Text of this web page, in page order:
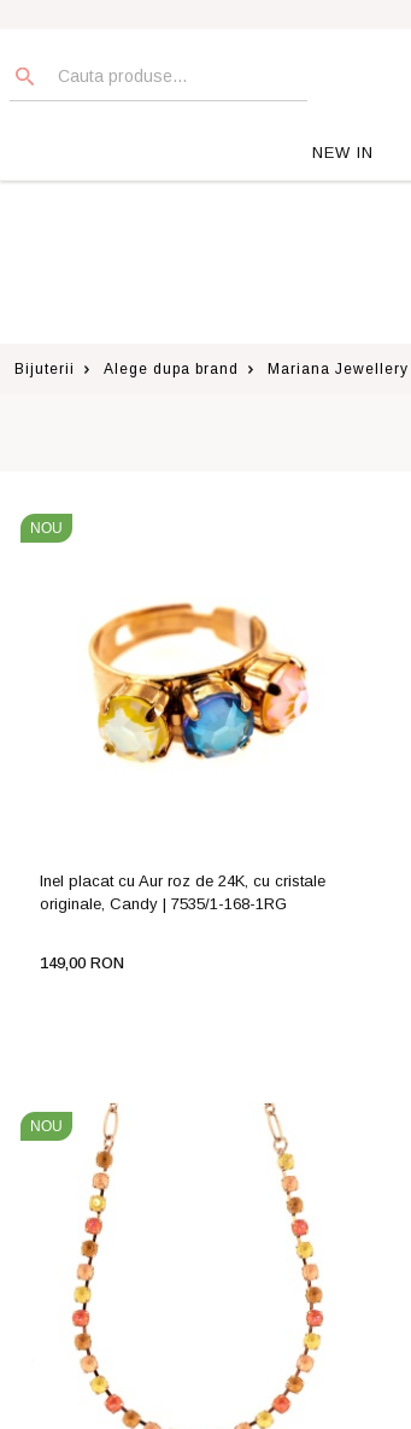
NEW IN
Bijuterii Alege dupa brand Mariana Jewellery
NOU
Inel placat cu Aur roz de 24K, cu cristale
originale, Candy | 7535/1-168-1RG
149,00 RON
NOU